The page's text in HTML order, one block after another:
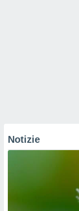
Notizie